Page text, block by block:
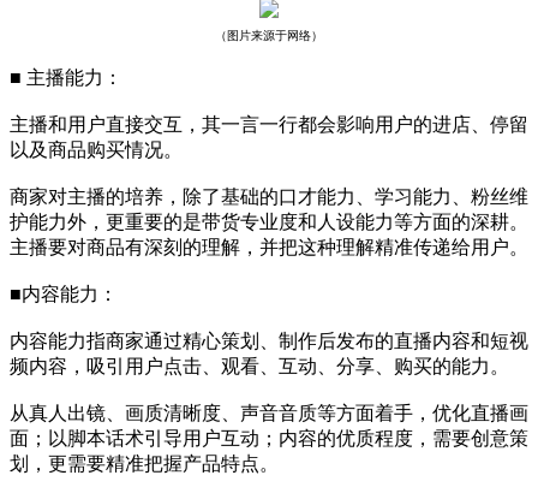
（图片来源于网络）
■ 主播能力：
主播和用户直接交互，其一言一行都会影响用户的进店、停留
以及商品购买情况。
商家对主播的培养，除了基础的口才能力、学习能力、粉丝维
护能力外，更重要的是带货专业度和人设能力等方面的深耕。
主播要对商品有深刻的理解，并把这种理解精准传递给用户。
■内容能力：
内容能力指商家通过精心策划、制作后发布的直播内容和短视
频内容，吸引用户点击、观看、互动、分享、购买的能力。
从真人出镜、画质清晰度、声音音质等方面着手，优化直播画
面；以脚本话术引导用户互动；内容的优质程度，需要创意策
划，更需要精准把握产品特点。